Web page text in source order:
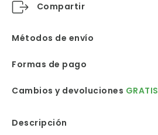
Compartir
Métodos de envío
Formas de pago
Cambios y devoluciones GRATIS
Descripción